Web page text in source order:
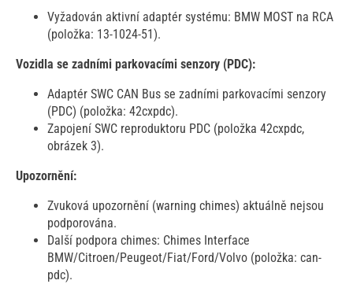
Vyžadován aktivní adaptér systému: BMW MOST na RCA
(položka: 13-1024-51).
Vozidla se zadními parkovacími senzory (PDC):
Adaptér SWC CAN Bus se zadními parkovacími senzory
(PDC) (položka: 42cxpdc).
Zapojení SWC reproduktoru PDC (položka 42cxpdc,
obrázek 3).
Upozornění:
Zvuková upozornění (warning chimes) aktuálně nejsou
podporována.
Další podpora chimes: Chimes Interface
BMW/Citroen/Peugeot/Fiat/Ford/Volvo (položka: can-
pdc).